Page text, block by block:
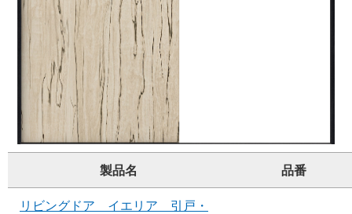
製品名 品番
リビングドア イエリア 引戸・